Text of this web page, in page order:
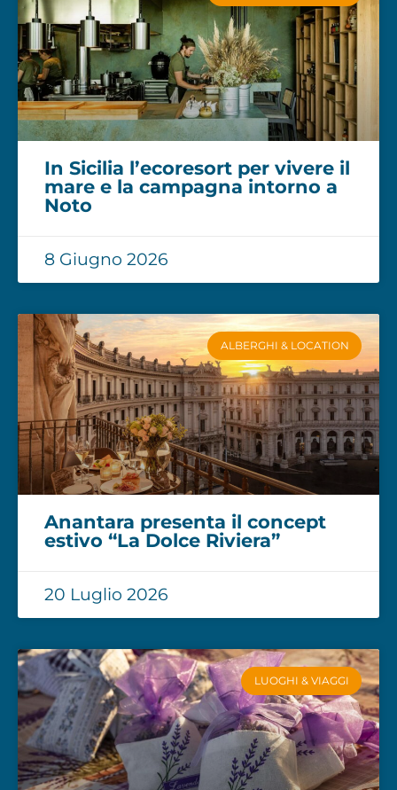
In Sicilia l’ecoresort per vivere il
mare e la campagna intorno a
Noto
8 Giugno 2026
ALBERGHI & LOCATION
Anantara presenta il concept
estivo “La Dolce Riviera”
20 Luglio 2026
LUOGHI & VIAGGI